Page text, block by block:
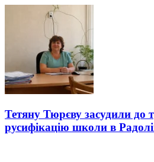
Тетяну Тюрєву засудили до
русифікацію школи в